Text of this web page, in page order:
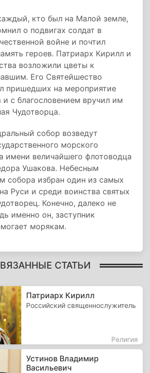
кто был на Малой земле,
о подвигах солдат в
войне и почтил
героев. Патриарх Кирилл и
возложили цветы к
Его Святейшество
пришедших на мероприятие
и с благословением вручил им
Чудотворца.
собор возведут
морского
имени величайшего флотоводца
Ушакова. Небесным
собора избран один из самых
Руси и среди воинства святых
Конечно, далеко не
именно он, заступник
морякам.
СТАТЬИ
Патриарх Кирилл
Российский священнослужитель
Религия
Устинов Владимир
Васильевич